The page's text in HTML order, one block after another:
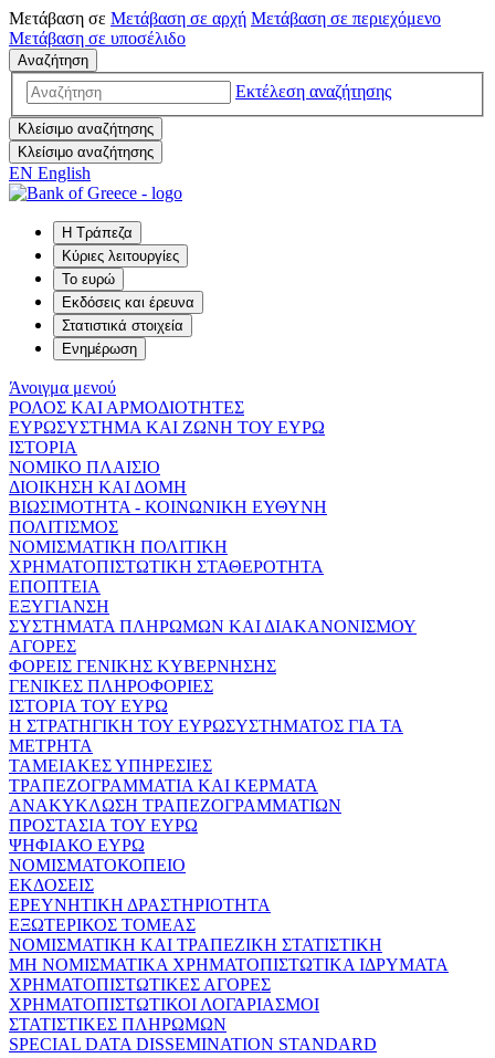
Μετάβαση σε Μετάβαση σε αρχή Μετάβαση σε περιεχόμενο
Μετάβαση σε υποσέλιδο
Αναζήτηση
Εκτέλεση αναζήτησης
Κλείσιμο αναζήτησης
Κλείσιμο αναζήτησης
EN English
Η Τράπεζα
Κύριες λειτουργίες
Το ευρώ
Εκδόσεις και έρευνα
Στατιστικά στοιχεία
Ενημέρωση
Άνοιγμα μενού
ΡΟΛΟΣ ΚΑΙ ΑΡΜΟΔΙΟΤΗΤΕΣ
ΕΥΡΩΣΥΣΤΗΜΑ ΚΑΙ ΖΩΝΗ ΤΟΥ ΕΥΡΩ
ΙΣΤΟΡΙΑ
ΝΟΜΙΚΟ ΠΛΑΙΣΙΟ
ΔΙΟΙΚΗΣΗ ΚΑΙ ΔΟΜΗ
ΒΙΩΣΙΜΟΤΗΤΑ - ΚΟΙΝΩΝΙΚΗ ΕΥΘΥΝΗ
ΠΟΛΙΤΙΣΜΟΣ
ΝΟΜΙΣΜΑΤΙΚΗ ΠΟΛΙΤΙΚΗ
ΧΡΗΜΑΤΟΠΙΣΤΩΤΙΚΗ ΣΤΑΘΕΡΟΤΗΤΑ
ΕΠΟΠΤΕΙΑ
ΕΞΥΓΙΑΝΣΗ
ΣΥΣΤΗΜΑΤΑ ΠΛΗΡΩΜΩΝ ΚΑΙ ΔΙΑΚΑΝΟΝΙΣΜΟΥ
ΑΓΟΡΕΣ
ΦΟΡΕΙΣ ΓΕΝΙΚΗΣ ΚΥΒΕΡΝΗΣΗΣ
ΓΕΝΙΚΕΣ ΠΛΗΡΟΦΟΡΙΕΣ
ΙΣΤΟΡΙΑ ΤΟΥ ΕΥΡΩ
Η ΣΤΡΑΤΗΓΙΚΗ ΤΟΥ ΕΥΡΩΣΥΣΤΗΜΑΤΟΣ ΓΙΑ ΤΑ
ΜΕΤΡΗΤΑ
ΤΑΜΕΙΑΚΕΣ ΥΠΗΡΕΣΙΕΣ
ΤΡΑΠΕΖΟΓΡΑΜΜΑΤΙΑ ΚΑΙ ΚΕΡΜΑΤΑ
ΑΝΑΚΥΚΛΩΣΗ ΤΡΑΠΕΖΟΓΡΑΜΜΑΤΙΩΝ
ΠΡΟΣΤΑΣΙΑ ΤΟΥ ΕΥΡΩ
ΨΗΦΙΑΚΟ ΕΥΡΩ
ΝΟΜΙΣΜΑΤΟΚΟΠΕΙΟ
ΕΚΔΟΣΕΙΣ
ΕΡΕΥΝΗΤΙΚΗ ΔΡΑΣΤΗΡΙΟΤΗΤΑ
ΕΞΩΤΕΡΙΚΟΣ ΤΟΜΕΑΣ
ΝΟΜΙΣΜΑΤΙΚΗ ΚΑΙ ΤΡΑΠΕΖΙΚΗ ΣΤΑΤΙΣΤΙΚΗ
ΜΗ ΝΟΜΙΣΜΑΤΙΚΑ ΧΡΗΜΑΤΟΠΙΣΤΩΤΙΚΑ ΙΔΡΥΜΑΤΑ
ΧΡΗΜΑΤΟΠΙΣΤΩΤΙΚΕΣ ΑΓΟΡΕΣ
ΧΡΗΜΑΤΟΠΙΣΤΩΤΙΚΟΙ ΛΟΓΑΡΙΑΣΜΟΙ
ΣΤΑΤΙΣΤΙΚΕΣ ΠΛΗΡΩΜΩΝ
SPECIAL DATA DISSEMINATION STANDARD